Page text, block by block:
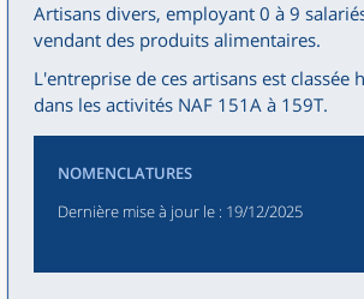
Artisans divers, employant 0 à 9
vendant des produits alimentaires.
L'entreprise de ces artisans est classée
dans les activités NAF 151A à 159T.
NOMENCLATURES
Dernière mise à jour le : 19/12/2025